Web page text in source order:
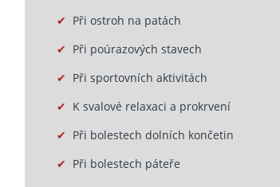
✔ Při ostroh na patách
✔ Při poúrazových stavech
✔ Při sportovních aktivitách
✔ K svalové relaxaci a prokrvení
✔ Při bolestech dolních končetin
✔ Při bolestech páteře